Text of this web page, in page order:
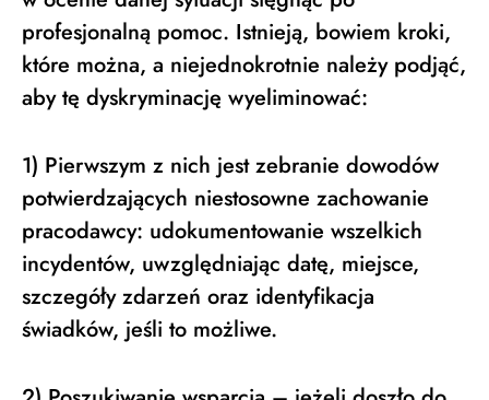
profesjonalną pomoc. Istnieją, bowiem kroki,
które można, a niejednokrotnie należy podjąć,
aby tę dyskryminację wyeliminować:
1) Pierwszym z nich jest zebranie dowodów
potwierdzających niestosowne zachowanie
pracodawcy: udokumentowanie wszelkich
incydentów, uwzględniając datę, miejsce,
szczegóły zdarzeń oraz identyfikacja
świadków, jeśli to możliwe.